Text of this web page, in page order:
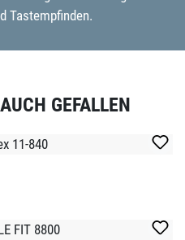
Tastempfinden.
GEFALLEN